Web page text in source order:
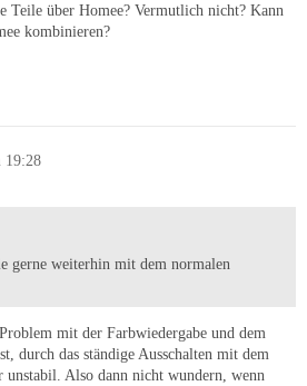
Teile über Homee? Vermutlich nicht? Kann
kombinieren?
19:28
gerne weiterhin mit dem normalen
mit der Farbwiedergabe und dem
durch das ständige Ausschalten mit dem
unstabil. Also dann nicht wundern, wenn